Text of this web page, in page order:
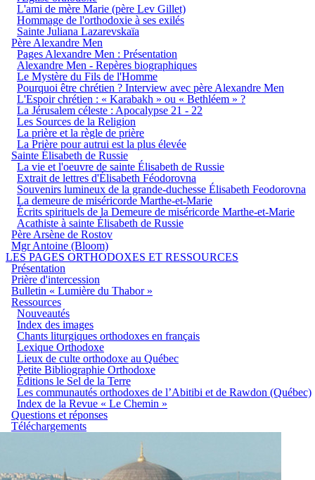
L'ami de mère Marie (père Lev Gillet)
Hommage de l'orthodoxie à ses exilés
Sainte Juliana Lazarevskaïa
Père Alexandre Men
Pages Alexandre Men : Présentation
Alexandre Men - Repères biographiques
Le Mystère du Fils de l'Homme
Pourquoi être chrétien ? Interview avec père Alexandre Men
L'Espoir chrétien : « Karabakh » ou « Bethléem » ?
La Jérusalem céleste : Apocalypse 21 - 22
Les Sources de la Religion
La prière et la règle de prière
La Prière pour autrui est la plus élevée
Sainte Élisabeth de Russie
La vie et l'oeuvre de sainte Élisabeth de Russie
Extrait de lettres d'Élisabeth Féodorovna
Souvenirs lumineux de la grande-duchesse Élisabeth Feodorovna
La demeure de miséricorde Marthe-et-Marie
Écrits spirituels de la Demeure de miséricorde Marthe-et-Marie
Acathiste à sainte Élisabeth de Russie
Père Arsène de Rostov
Mgr Antoine (Bloom)
LES PAGES ORTHODOXES ET RESSOURCES
Présentation
Prière d'intercession
Bulletin « Lumière du Thabor »
Ressources
Nouveautés
Index des images
Chants liturgiques orthodoxes en français
Lexique Orthodoxe
Lieux de culte orthodoxe au Québec
Petite Bibliographie Orthodoxe
Éditions le Sel de la Terre
Les communautés orthodoxes de l’Abitibi et de Rawdon (Québec)
Index de la Revue « Le Chemin »
Questions et réponses
Téléchargements